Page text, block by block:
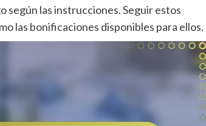
según las instrucciones. Seguir estos
las bonificaciones disponibles para ellos.